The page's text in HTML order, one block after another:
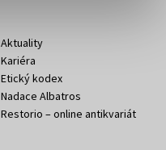
Aktuality
Kariéra
Etický kodex
Nadace Albatros
Restorio – online antikvariát